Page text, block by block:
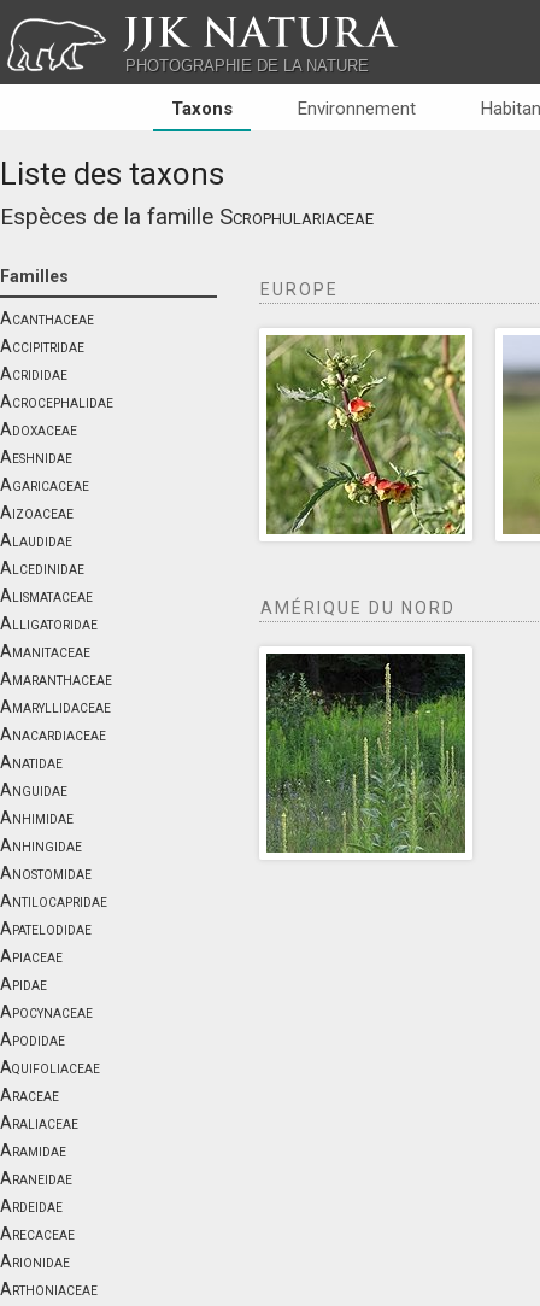
JJK NATURA
PHOTOGRAPHIE DE LA NATURE
Taxons Environnement
Liste des taxons
Espèces de la famille Scrophulariaceae
Familles
Acanthaceae
Accipitridae
Acrididae
Acrocephalidae
Adoxaceae
Aeshnidae
Agaricaceae
Aizoaceae
Alaudidae
Alcedinidae
Alismataceae
Alligatoridae
Amanitaceae
Amaranthaceae
Amaryllidaceae
Anacardiaceae
Anatidae
Anguidae
Anhimidae
Anhingidae
Anostomidae
Antilocapridae
Apatelodidae
Apiaceae
Apidae
Apocynaceae
Apodidae
Aquifoliaceae
Araceae
Araliaceae
Aramidae
Araneidae
Ardeidae
Arecaceae
Arionidae
Arthoniaceae
EUROPE
AMÉRIQUE DU NORD